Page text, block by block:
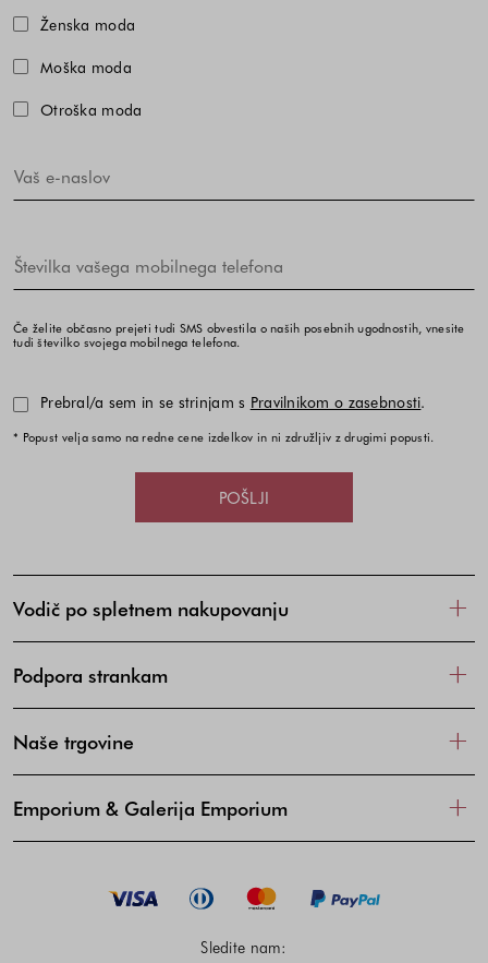
Ženska moda
Moška moda
Otroška moda
Če želite občasno prejeti tudi SMS obvestila o naših posebnih ugodnostih, vnesite
tudi številko svojega mobilnega telefona.
Prebral/a sem in se strinjam s Pravilnikom o zasebnosti.
* Popust velja samo na redne cene izdelkov in ni združljiv z drugimi popusti.
POŠLJI
Vodič po spletnem nakupovanju
Podpora strankam
Naše trgovine
Emporium & Galerija Emporium
Sledite nam: